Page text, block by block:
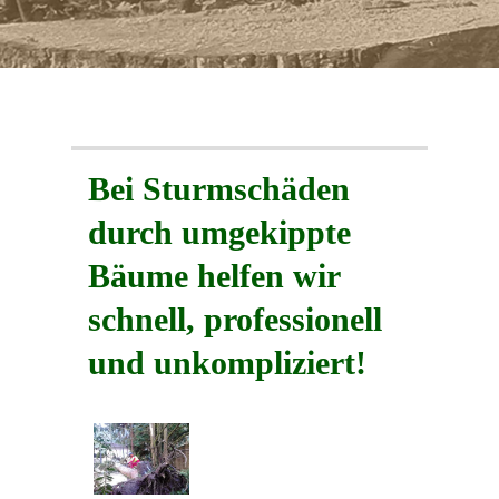
Mitarbeiter gesucht
Impressum
Datenschutz
Aktuelles
Bei Sturmschäden
durch umgekippte
Bäume helfen wir
schnell, professionell
und unkompliziert!